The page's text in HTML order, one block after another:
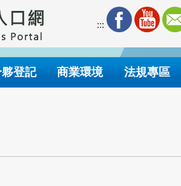
:::
登記 商業環境 法規專區